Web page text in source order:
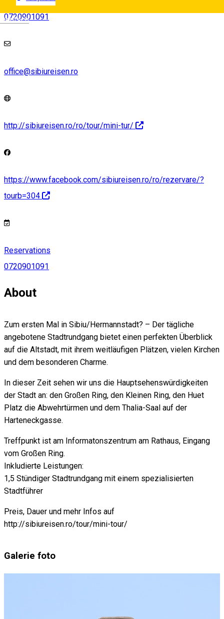
Deutsch
0720901091
office@sibiureisen.ro
http://sibiureisen.ro/ro/tour/mini-tur/
https://www.facebook.com/sibiureisen.ro/ro/rezervare/?
tourb=304
Reservations
0720901091
About
Zum ersten Mal in Sibiu/Hermannstadt? – Der tägliche
angebotene Stadtrundgang bietet einen perfekten Überblick
auf die Altstadt, mit ihrem weitläufigen Plätzen, vielen Kirchen
und dem besonderen Charme.
In dieser Zeit sehen wir uns die Hauptsehenswürdigkeiten
der Stadt an: den Großen Ring, den Kleinen Ring, den Huet
Platz die Abwehrtürmen und dem Thalia-Saal auf der
Harteneckgasse.
Treffpunkt ist am Informatonszentrum am Rathaus, Eingang
vom Großen Ring.
Inkludierte Leistungen:
1,5 Stündiger Stadtrundgang mit einem spezialisierten
Stadtführer
Preis, Dauer und mehr Infos auf
http://sibiureisen.ro/tour/mini-tour/
Galerie foto